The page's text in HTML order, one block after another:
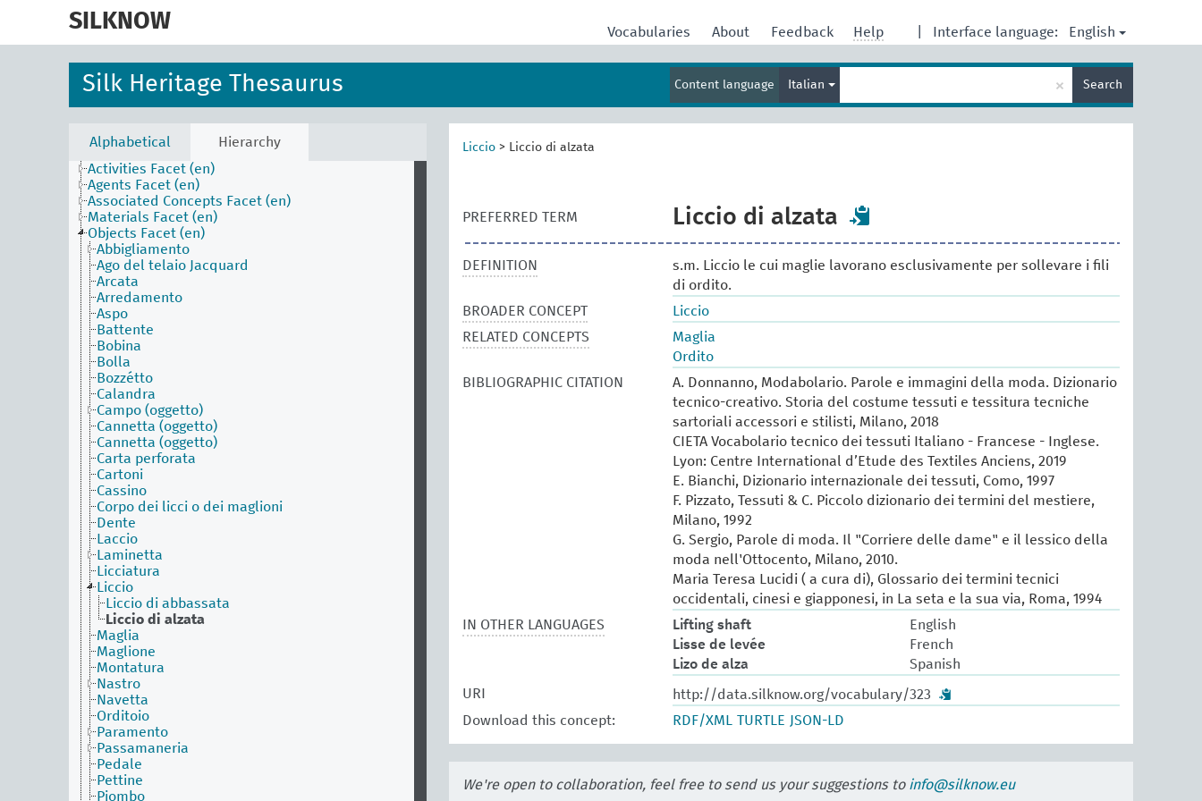
SILKNOW Interface language: English
Vocabularies About Feedback Help
Silk Heritage Thesaurus Content language Italian
term
× Search
Alphabetical
Hierarchy
Activities Facet (en)
Agents Facet (en)
Associated Concepts Facet (en)
Materials Facet (en)
Objects Facet (en)
Abbigliamento
Ago del telaio Jacquard
Arcata
Arredamento
Aspo
Battente
Bobina
Bolla
Bozzétto
Calandra
Campo (oggetto)
Cannetta (oggetto)
Cannetta (oggetto)
Carta perforata
Cartoni
Cassino
Corpo dei licci o dei maglioni
Dente
Laccio
Laminetta
Licciatura
Liccio
Liccio di abbassata
Liccio di alzata
Maglia
Maglione
Montatura
Nastro
Navetta
Orditoio
Paramento
Passamaneria
Pedale
Pettine
Piombo
Liccio > Liccio di alzata
PREFERRED TERM Liccio di alzata
DEFINITION
s.m. Liccio le cui maglie lavorano esclusivamente per sollevare i fili
di ordito.
BROADER CONCEPT
Liccio
RELATED CONCEPTS
Maglia
Ordito
BIBLIOGRAPHIC CITATION
A. Donnanno, Modabolario. Parole e immagini della moda. Dizionario
tecnico-creativo. Storia del costume tessuti e tessitura tecniche
sartoriali accessori e stilisti, Milano, 2018
CIETA Vocabolario tecnico dei tessuti Italiano - Francese - Inglese.
Lyon: Centre International d’Etude des Textiles Anciens, 2019
E. Bianchi, Dizionario internazionale dei tessuti, Como, 1997
F. Pizzato, Tessuti & C. Piccolo dizionario dei termini del mestiere,
Milano, 1992
G. Sergio, Parole di moda. Il "Corriere delle dame" e il lessico della
moda nell'Ottocento, Milano, 2010.
Maria Teresa Lucidi ( a cura di), Glossario dei termini tecnici
occidentali, cinesi e giapponesi, in La seta e la sua via, Roma, 1994
IN OTHER LANGUAGES
Lifting shaft
English
Lisse de levée
French
Lizo de alza
Spanish
URI
http://data.silknow.org/vocabulary/323
Download this concept:
RDF/XML TURTLE JSON-LD
We're open to collaboration, feel free to send us your suggestions to info@silknow.eu